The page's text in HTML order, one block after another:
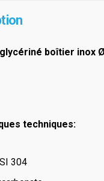
boîtier inox
techniques:
304